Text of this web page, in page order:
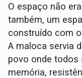
O espaço não
também, um
construído com
A maloca servia
povo onde todos
memória,